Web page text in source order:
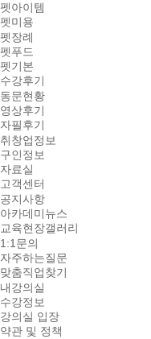
펫아이템
펫미용
펫장례
펫푸드
펫기본
수강후기
동문현황
영상후기
자필후기
취창업정보
구인정보
자료실
고객센터
공지사항
아카데미뉴스
교육현장갤러리
1:1문의
자주하는질문
맞춤직업찾기
내강의실
수강정보
강의실 입장
약관 및 정책